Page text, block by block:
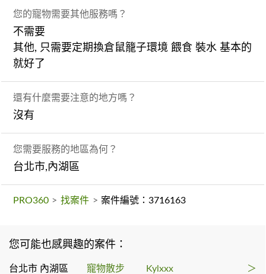
您的寵物需要其他服務嗎？
不需要
其他, 只需要定期換倉鼠籠子環境 餵食 裝水 基本的
就好了
還有什麼需要注意的地方嗎？
沒有
您需要服務的地區為何？
台北市,內湖區
PRO360 > 找案件 > 案件編號：3716163
您可能也感興趣的案件：
台北市 內湖區 寵物散步 Kylxxx ＞